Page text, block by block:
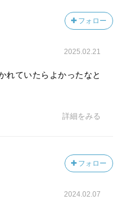
フォロー
2025.02.21
れていたらよかったなと
詳細をみる
フォロー
2024.02.07